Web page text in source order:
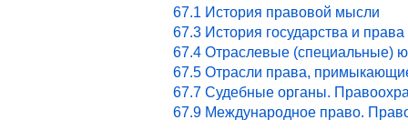
67.1 История правовой мысли
67.3 История государства и права
67.4 Отраслевые (специальные)
67.5 Отрасли права,
67.7 Судебные органы.
67.9 Международное право.